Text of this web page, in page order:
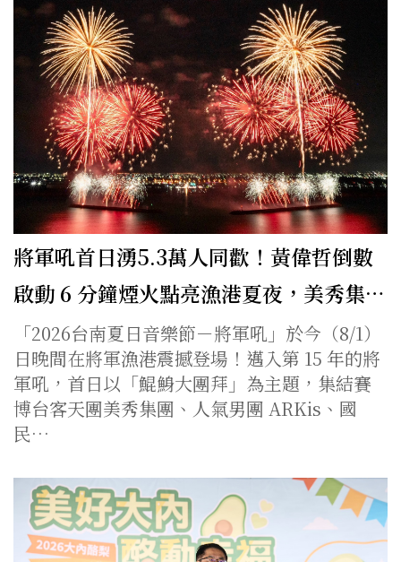
將軍吼首日湧5.3萬人同歡！黃偉哲倒數
啟動 6 分鐘煙火點亮漁港夏夜，美秀集…
「2026台南夏日音樂節－將軍吼」於今（8/1）
日晚間在將軍漁港震撼登場！邁入第 15 年的將
軍吼，首日以「鯤鯓大團拜」為主題，集結賽
博台客天團美秀集團、人氣男團 ARKis、國
民…